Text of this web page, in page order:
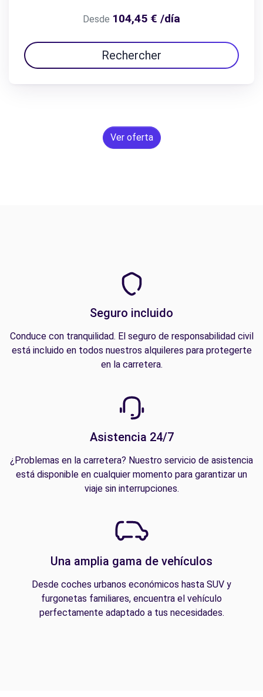
Desde 104,45 € /día
Rechercher
Ver oferta
Seguro incluido
Conduce con tranquilidad. El seguro de responsabilidad civil
está incluido en todos nuestros alquileres para protegerte
en la carretera.
Asistencia 24/7
¿Problemas en la carretera? Nuestro servicio de asistencia
está disponible en cualquier momento para garantizar un
viaje sin interrupciones.
Una amplia gama de vehículos
Desde coches urbanos económicos hasta SUV y
furgonetas familiares, encuentra el vehículo
perfectamente adaptado a tus necesidades.